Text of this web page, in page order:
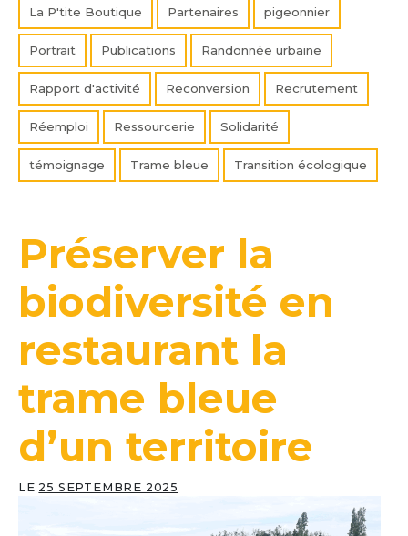
La P'tite Boutique Partenaires pigeonnier
Portrait Publications Randonnée urbaine
Rapport d'activité Reconversion Recrutement
Réemploi Ressourcerie Solidarité
témoignage Trame bleue Transition écologique
Préserver la
biodiversité en
restaurant la
trame bleue
d’un territoire
LE 25 SEPTEMBRE 2025